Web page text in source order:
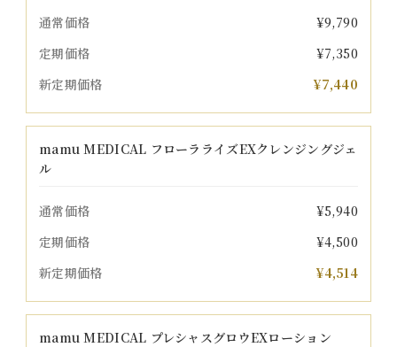
通常価格
¥9,790
定期価格
¥7,350
新定期価格
¥7,440
mamu MEDICAL フローラライズEXクレンジングジェ
ル
通常価格
¥5,940
定期価格
¥4,500
新定期価格
¥4,514
mamu MEDICAL プレシャスグロウEXローション